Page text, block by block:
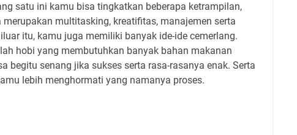
satu ini kamu bisa tingkatkan beberapa ketrampilan,
merupakan multitasking, kreatifitas, manajemen serta
itu, kamu juga memiliki banyak ide-ide cemerlang.
hobi yang membutuhkan banyak bahan makanan
begitu senang jika sukses serta rasa-rasanya enak. Serta
lebih menghormati yang namanya proses.